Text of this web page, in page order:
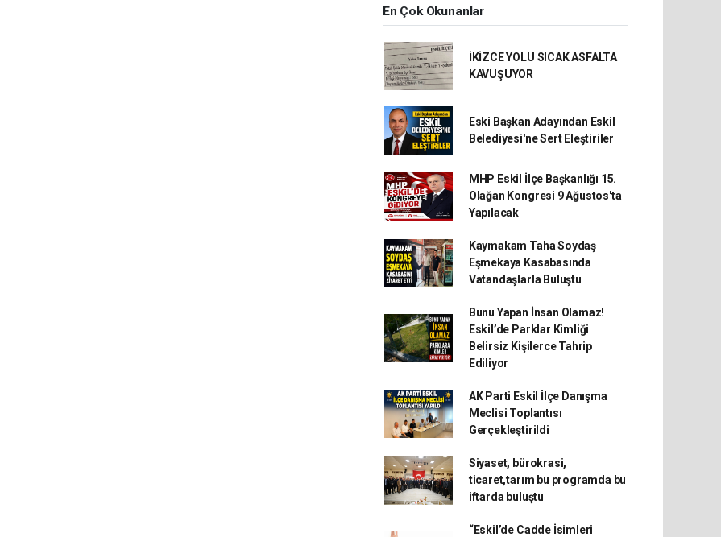
En Çok Okunanlar
İKİZCE YOLU SICAK ASFALTA
KAVUŞUYOR
Eski Başkan Adayından Eskil
Belediyesi'ne Sert Eleştiriler
MHP Eskil İlçe Başkanlığı 15.
Olağan Kongresi 9 Ağustos'ta
Yapılacak
Kaymakam Taha Soydaş
Eşmekaya Kasabasında
Vatandaşlarla Buluştu
Bunu Yapan İnsan Olamaz!
Eskil’de Parklar Kimliği
Belirsiz Kişilerce Tahrip
Ediliyor
AK Parti Eskil İlçe Danışma
Meclisi Toplantısı
Gerçekleştirildi
Siyaset, bürokrasi,
ticaret,tarım bu programda bu
iftarda buluştu
“Eskil’de Cadde İsimleri